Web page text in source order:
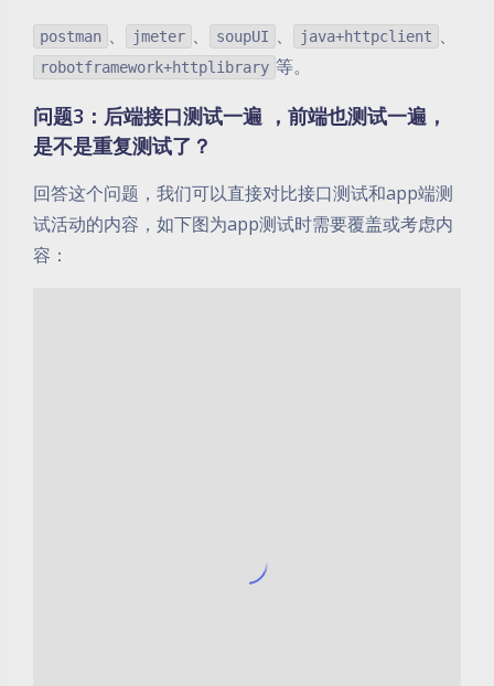
postman 、 jmeter 、 soupUI 、 java+httpclient 、
robotframework+httplibrary 等。
问题3：后端接口测试一遍 ，前端也测试一遍，
是不是重复测试了？
回答这个问题，我们可以直接对比接口测试和app端测
试活动的内容，如下图为app测试时需要覆盖或考虑内
容：